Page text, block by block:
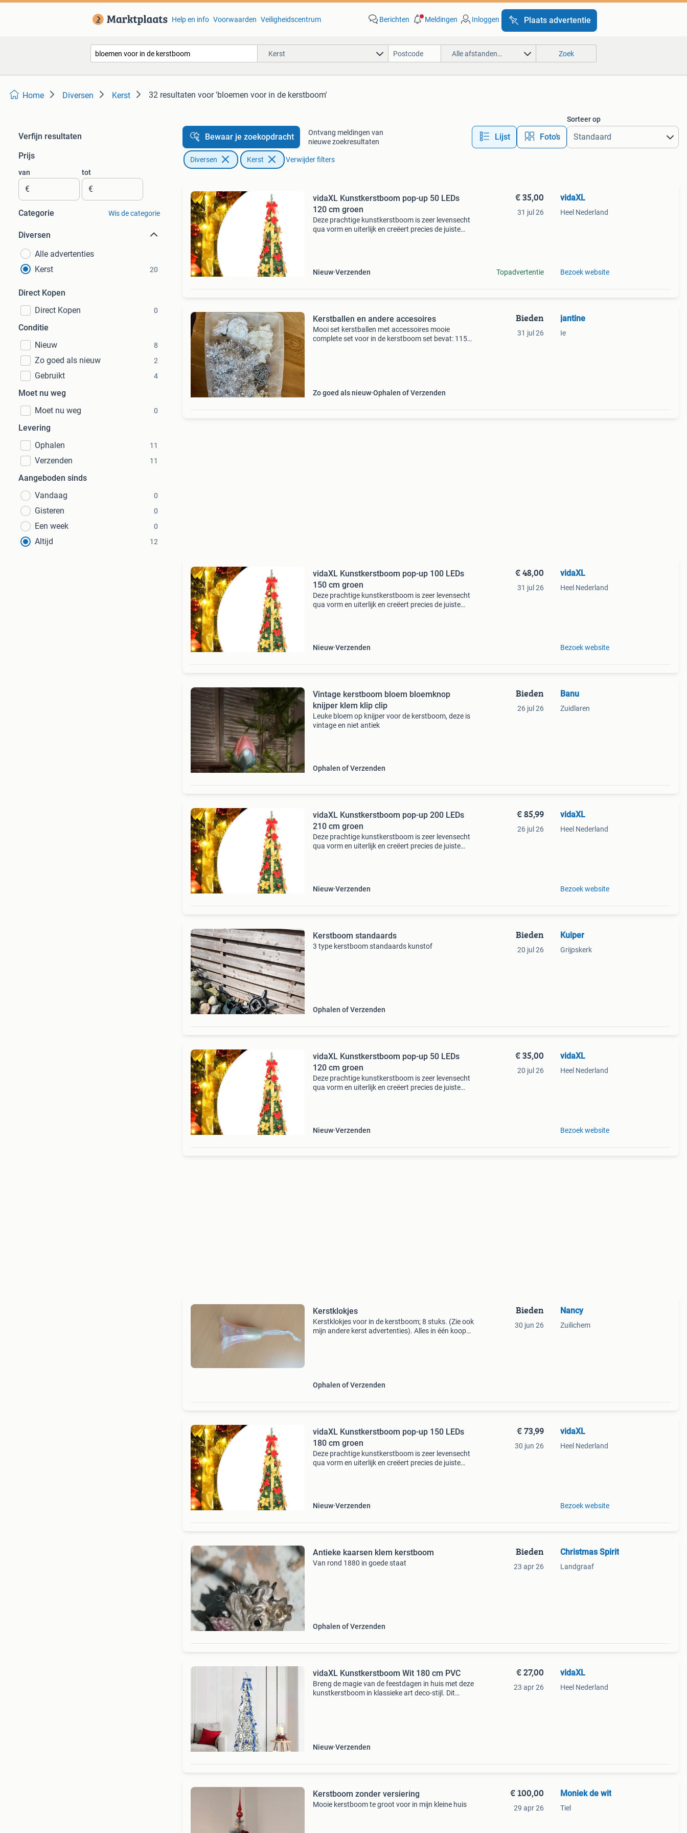
Help en info Voorwaarden Veiligheidscentrum Berichten Meldingen Inloggen Plaats advertentie
Kerst Alle afstanden… Zoek
Home Diversen Kerst 32 resultaten voor 'bloemen voor in de kerstboom'
Verfijn resultaten
Prijs
van
€
tot
€
Categorie Wis de categorie
Diversen
Alle advertenties
Kerst
20
Direct Kopen
Direct Kopen
0
Conditie
Nieuw
8
Zo goed als nieuw 2
Gebruikt 4
Moet nu weg
Moet nu weg
0
Levering
Ophalen
11
Verzenden 11
Aangeboden sinds
Vandaag
0
Gisteren 0
Een week 0
Altijd 12
Bewaar je zoekopdracht
Ontvang meldingen van
nieuwe zoekresultaten
Lijst Foto’s
Sorteer op
Diversen Kerst Verwijder filters
vidaXL Kunstkerstboom pop-up 50 LEDs
120 cm groen
Deze prachtige kunstkerstboom is zeer levensecht
qua vorm en uiterlijk en creëert precies de juiste
Nieuw Verzenden
€ 35,00
31 jul 26
Topadvertentie
vidaXL
Heel Nederland
Bezoek website
Kerstballen en andere accesoires
Mooi set kerstballen met accessoires mooie
complete set voor in de kerstboom set bevat: 115
Zo goed als nieuw Ophalen of Verzenden
Bieden
31 jul 26
jantine
Ie
vidaXL Kunstkerstboom pop-up 100 LEDs
150 cm groen
Deze prachtige kunstkerstboom is zeer levensecht
qua vorm en uiterlijk en creëert precies de juiste
Nieuw Verzenden
€ 48,00
31 jul 26
vidaXL
Heel Nederland
Bezoek website
Vintage kerstboom bloem bloemknop
knijper klem klip clip
Leuke bloem op knijper voor de kerstboom, deze is
vintage en niet antiek
Ophalen of Verzenden
Bieden
26 jul 26
Banu
Zuidlaren
vidaXL Kunstkerstboom pop-up 200 LEDs
210 cm groen
Deze prachtige kunstkerstboom is zeer levensecht
qua vorm en uiterlijk en creëert precies de juiste
Nieuw Verzenden
€ 85,99
26 jul 26
vidaXL
Heel Nederland
Bezoek website
Kerstboom standaards
3 type kerstboom standaards kunstof
Ophalen of Verzenden
Bieden
20 jul 26
Kuiper
Grijpskerk
vidaXL Kunstkerstboom pop-up 50 LEDs
120 cm groen
Deze prachtige kunstkerstboom is zeer levensecht
qua vorm en uiterlijk en creëert precies de juiste
Nieuw Verzenden
€ 35,00
20 jul 26
vidaXL
Heel Nederland
Bezoek website
Kerstklokjes
Kerstklokjes voor in de kerstboom; 8 stuks. (Zie ook
mijn andere kerst advertenties). Alles in één koop
Ophalen of Verzenden
Bieden
30 jun 26
Nancy
Zuilichem
vidaXL Kunstkerstboom pop-up 150 LEDs
180 cm groen
Deze prachtige kunstkerstboom is zeer levensecht
qua vorm en uiterlijk en creëert precies de juiste
Nieuw Verzenden
€ 73,99
30 jun 26
vidaXL
Heel Nederland
Bezoek website
Antieke kaarsen klem kerstboom
Van rond 1880 in goede staat
Ophalen of Verzenden
Bieden
23 apr 26
Christmas Spirit
Landgraaf
vidaXL Kunstkerstboom Wit 180 cm PVC
Breng de magie van de feestdagen in huis met deze
kunstkerstboom in klassieke art deco-stijl. Dit
Nieuw Verzenden
€ 27,00
23 apr 26
vidaXL
Heel Nederland
Kerstboom zonder versiering
Mooie kerstboom te groot voor in mijn kleine huis
€ 100,00
29 apr 26
Moniek de wit
Tiel